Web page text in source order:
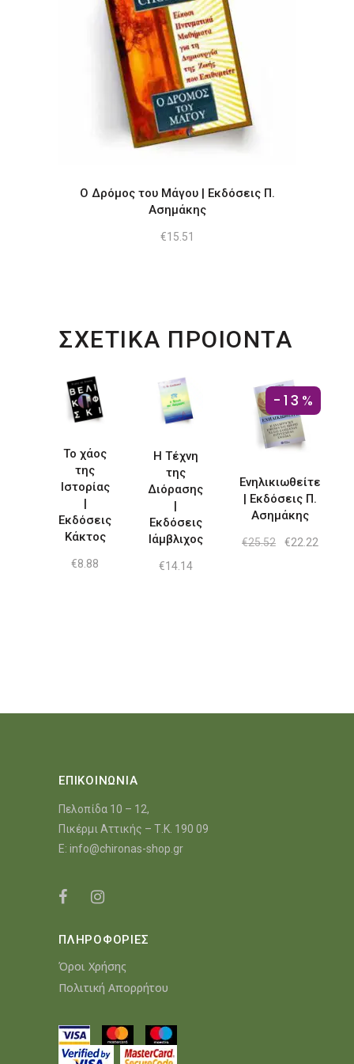
Ο Δρόμος του Μάγου | Εκδόσεις Π.
Ασημάκης
€15.51
ΣΧΕΤΙΚΑ ΠΡΟΙΟΝΤΑ
Το χάος
της
Ιστορίας
|
Εκδόσεις
Κάκτος
€8.88
Η Τέχνη
της
Διόρασης
|
Εκδόσεις
Ιάμβλιχος
€14.14
-13%
Ενηλικιωθείτε
| Εκδόσεις Π.
Ασημάκης
€25.52
Original
€22.22
ΕΠΙΚΟΙΝΩΝΙΑ
Πελοπίδα 10 – 12,
Πικέρμι Αττικής – Τ.Κ. 190 09
E: info@chironas-shop.gr
ΠΛΗΡΟΦΟΡΙΕΣ
Όροι Χρήσης
Πολιτική Απορρήτου